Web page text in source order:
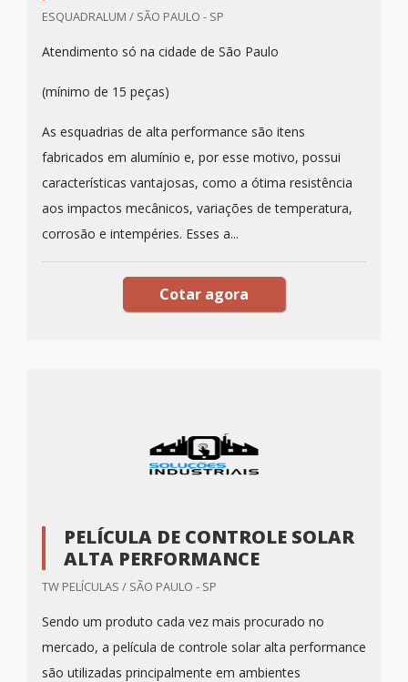
ESQUADRALUM / SÃO PAULO - SP
Atendimento só na cidade de São Paulo
(mínimo de 15 peças)
As esquadrias de alta performance são itens
fabricados em alumínio e, por esse motivo, possui
características vantajosas, como a ótima resistência
aos impactos mecânicos, variações de temperatura,
corrosão e intempéries. Esses a...
Cotar agora
PELÍCULA DE CONTROLE SOLAR
ALTA PERFORMANCE
TW PELÍCULAS / SÃO PAULO - SP
Sendo um produto cada vez mais procurado no
mercado, a película de controle solar alta performance
são utilizadas principalmente em ambientes